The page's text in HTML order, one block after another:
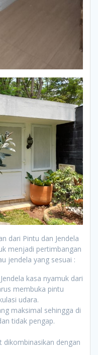
dari Pintu dan Jendela
menjadi pertimbangan
jendela yang sesuai :
kasa nyamuk dari
membuka pintu
udara.
maksimal sehingga di
tidak pengap.
dikombinasikan dengan